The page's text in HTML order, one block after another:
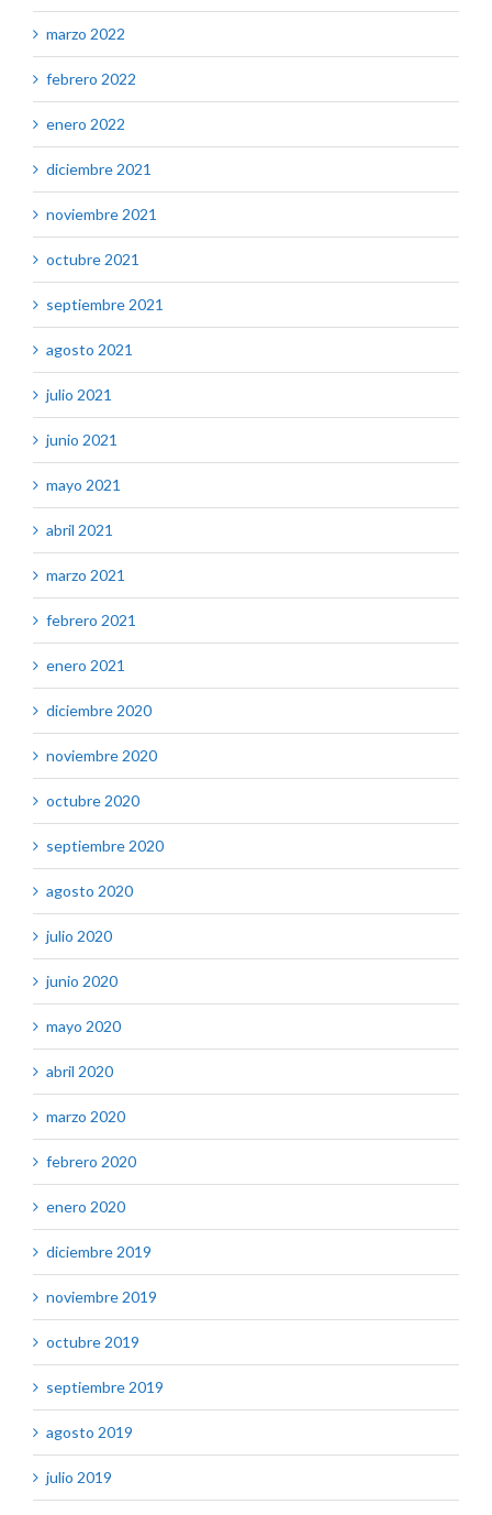
marzo 2022
febrero 2022
enero 2022
diciembre 2021
noviembre 2021
octubre 2021
septiembre 2021
agosto 2021
julio 2021
junio 2021
mayo 2021
abril 2021
marzo 2021
febrero 2021
enero 2021
diciembre 2020
noviembre 2020
octubre 2020
septiembre 2020
agosto 2020
julio 2020
junio 2020
mayo 2020
abril 2020
marzo 2020
febrero 2020
enero 2020
diciembre 2019
noviembre 2019
octubre 2019
septiembre 2019
agosto 2019
julio 2019